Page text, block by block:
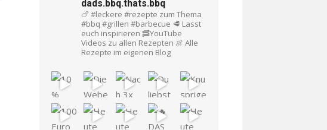
dads.bbq.thats.bbq
🍗 #leckere #rezepte zum Thema
#bbq #grillen #barbecue 🥩 Lasst
euch inspirieren 🥓YouTube
Videos zu allen Rezepten 🍖 Alle
Rezepte im eigenen Blog